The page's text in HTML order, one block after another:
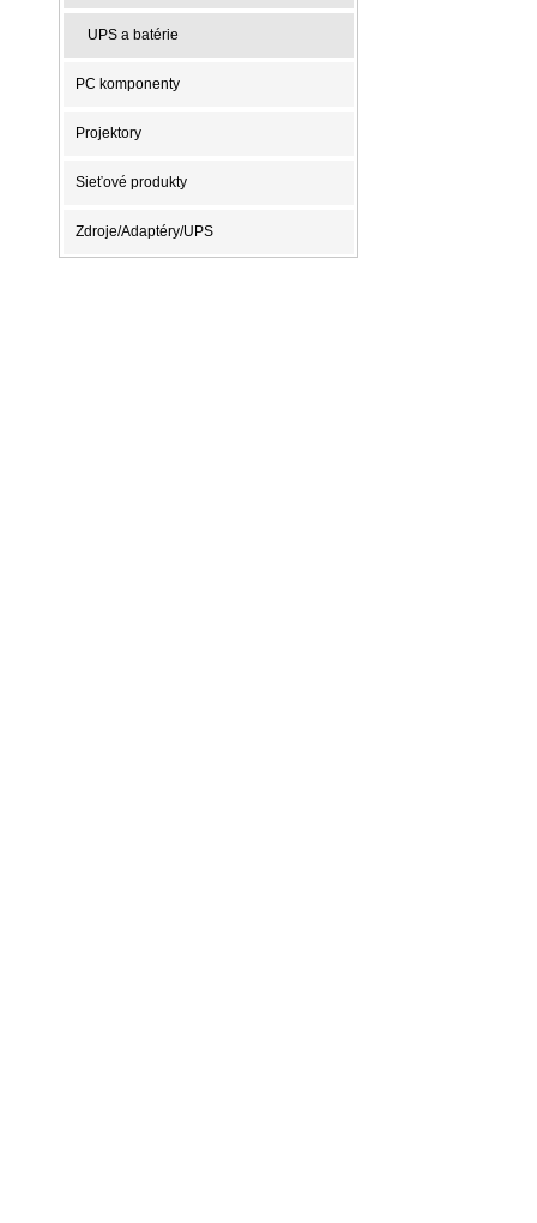
UPS a batérie
PC komponenty
Projektory
Sieťové produkty
Zdroje/Adaptéry/UPS